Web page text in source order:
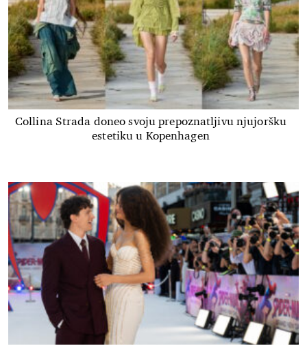
Collina Strada doneo svoju prepoznatljivu njujoršku
estetiku u Kopenhagen